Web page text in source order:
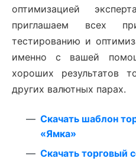
оптимизацией
приглашаем всех
тестированию и
именно с вашей
хороших результатов
других валютных парах.
Скачать шаблон
«Ямка»
Скачать торговый